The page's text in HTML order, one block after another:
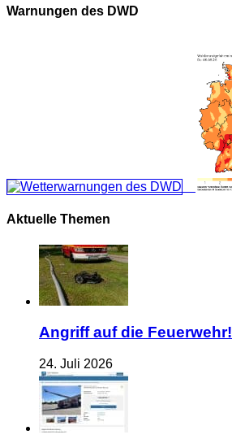
Warnungen des DWD
Aktuelle Themen
Angriff auf die Feuerwehr!
24. Juli 2026